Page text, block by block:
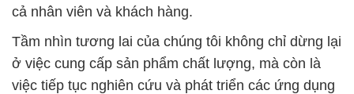
cả nhân viên và khách hàng.
Tầm nhìn tương lai của chúng tôi không chỉ dừng lại
ở việc cung cấp sản phẩm chất lượng, mà còn là
việc tiếp tục nghiên cứu và phát triển các ứng dụng